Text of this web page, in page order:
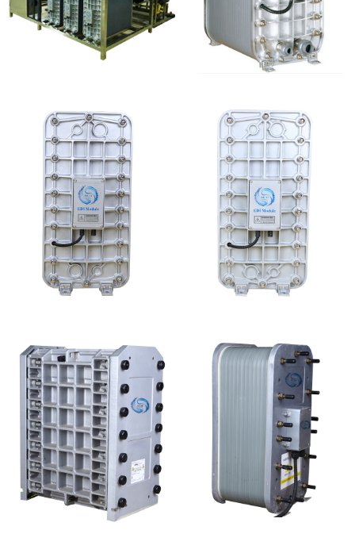
EDI设备维修 麦克尼斯EDI模块维修
MK-TC100 EDI超纯水
处理设备
MK-TC500 EDI模块